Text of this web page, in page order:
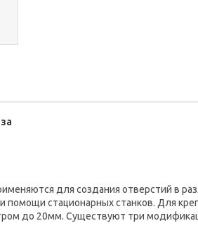
для создания отверстий в
стационарных станков. Для
до 20мм. Существуют три